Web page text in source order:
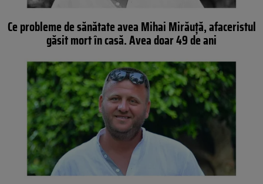
Ce probleme de sănătate avea Mihai Mirăuță, afaceristul
găsit mort în casă. Avea doar 49 de ani